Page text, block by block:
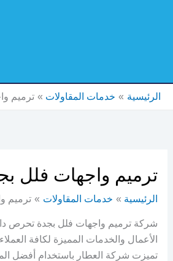
الرئيسية خدمات المقاولات ترميم
ترميم واجهات فلل
الرئيسية خدمات المقاولات ترميم
شركة ترميم واجهات فلل بجدة تحرص
الأعمال والخدمات المميزة لكافة
تميزت شركة العطار باستخدام أفضل